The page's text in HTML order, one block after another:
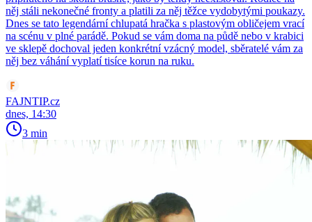
něj stáli nekonečné fronty a platili za něj těžce vydobytými poukazy.
Dnes se tato legendární chlupatá hračka s plastovým obličejem vrací
na scénu v plné parádě. Pokud se vám doma na půdě nebo v krabici
ve sklepě dochoval jeden konkrétní vzácný model, sběratelé vám za
něj bez váhání vyplatí tisíce korun na ruku.
FAJNTIP.cz
dnes, 14:30
3 min